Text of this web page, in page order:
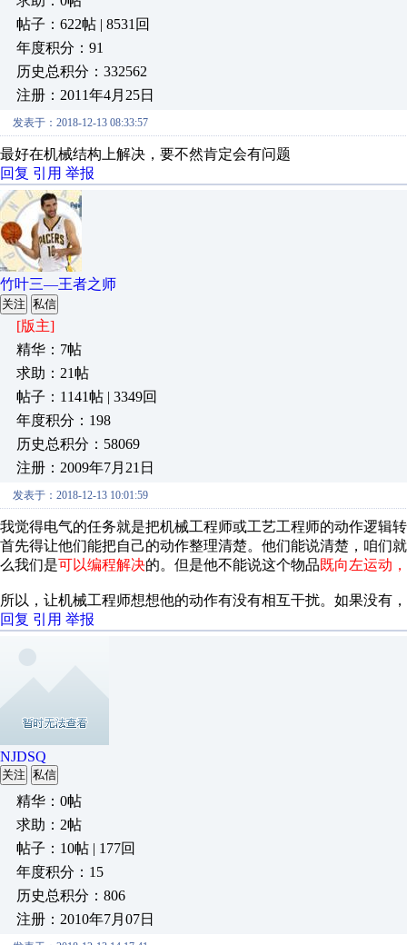
帖子：622帖 | 8531回
年度积分：91
历史总积分：332562
注册：2011年4月25日
发表于：2018-12-13 08:33:57
最好在机械结构上解决，要不然肯定会有问题
回复 引用 举报
竹叶三—王者之师
关注 私信
[版主]
精华：7帖
求助：21帖
帖子：1141帖 | 3349回
年度积分：198
历史总积分：58069
注册：2009年7月21日
发表于：2018-12-13 10:01:59
我觉得电气的任务就是把机械工程师或工艺工程师的动作逻辑
首先得让他们能把自己的动作整理清楚。他们能说清楚，咱们
么我们是可以编程解决的。但是他不能说这个物品既向左运动
所以，让机械工程师想想他的动作有没有相互干扰。如果没有
回复 引用 举报
NJDSQ
关注 私信
精华：0帖
求助：2帖
帖子：10帖 | 177回
年度积分：15
历史总积分：806
注册：2010年7月07日